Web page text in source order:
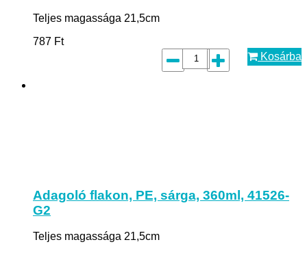
Teljes magassága 21,5cm
787 Ft
Kosárba
Adagoló flakon, PE, sárga, 360ml, 41526-
G2
Teljes magassága 21,5cm